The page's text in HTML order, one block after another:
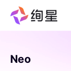
Neo